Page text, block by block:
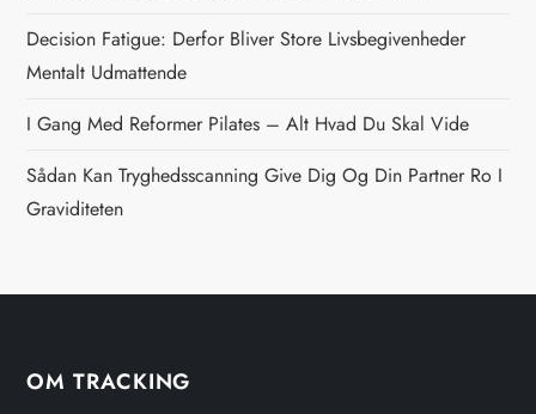
v
i
g
a
t
o
Decision Fatigue: Derfor Bliver Store Livsbegivenheder
Mentalt Udmattende
I Gang Med Reformer Pilates – Alt Hvad Du Skal Vide
Sådan Kan Tryghedsscanning Give Dig Og Din Partner Ro I
Graviditeten
OM TRACKING